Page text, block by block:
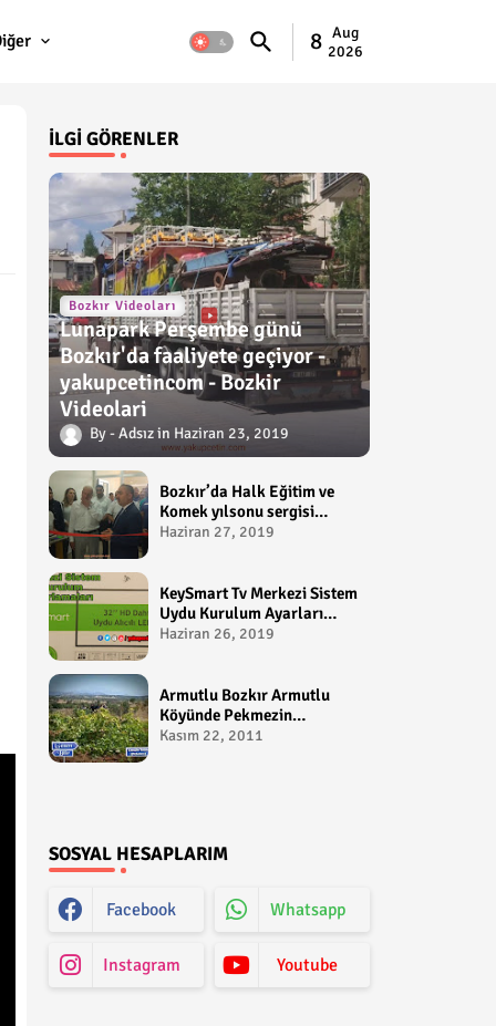
8 Aug
2026
İLGI GÖRENLER
Bozkır Videoları
Lunapark Perşembe günü
Bozkır'da faaliyete geçiyor -
yakupcetincom - Bozkir
Videolari
Adsız Haziran 23, 2019
Bozkır’da Halk Eğitim ve
Komek yılsonu sergisi
gerçekleştirildi-
Haziran 27, 2019
KeySmart Tv Merkezi Sistem
Uydu Kurulum Ayarları
Video anlatım -
Haziran 26, 2019
Armutlu Bozkır Armutlu
Köyünde Pekmezin
Hikayesi:Gezen Bilir Kontv
Kasım 22, 2011
SOSYAL HESAPLARIM
Facebook Whatsapp
Instagram Youtube